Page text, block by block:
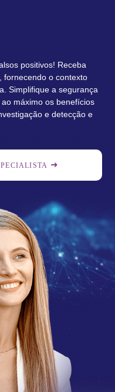
positivos! Receba
fornecendo o contexto
Simplifique a segurança
máximo os benefícios
e detecção e